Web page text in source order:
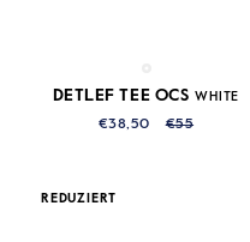
DETLEF TEE OCS WHITE
€38,50 €55
REDUZIERT